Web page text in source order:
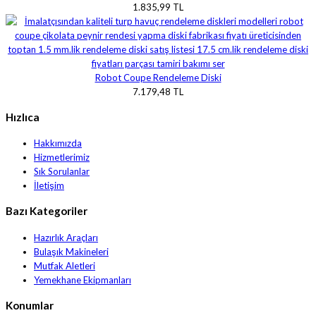
1.835,99 TL
Robot Coupe Rendeleme Diski
7.179,48 TL
Hızlıca
Hakkımızda
Hizmetlerimiz
Sık Sorulanlar
İletişim
Bazı Kategoriler
Hazırlık Araçları
Bulaşık Makineleri
Mutfak Aletleri
Yemekhane Ekipmanları
Konumlar